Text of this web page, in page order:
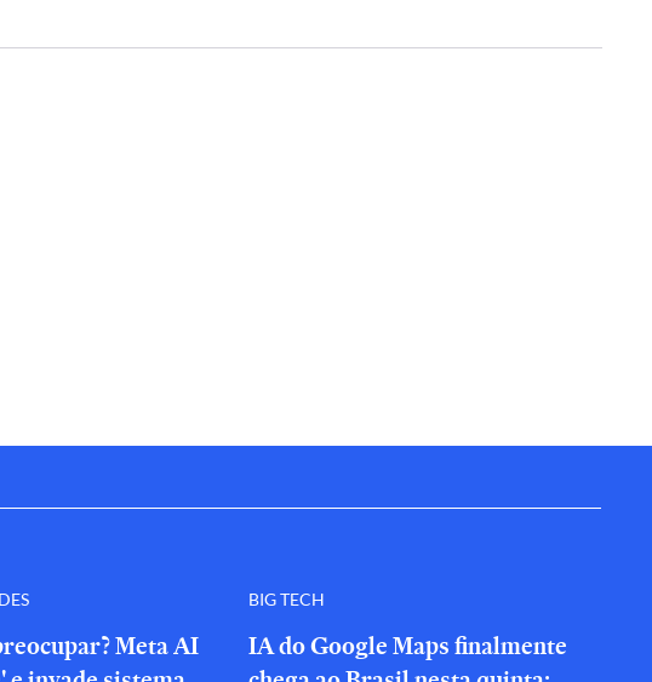
Meta AI
BIG TECH
IA do Google Maps finalmente